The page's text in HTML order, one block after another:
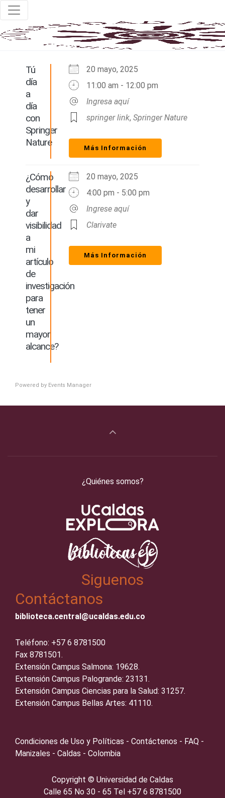
Tú
día
a
día
con
Springer
Nature
20 mayo, 2025
11:00 am - 12:00 pm
Ingresa aquí
springer link, Springer Nature
Más Información
¿Cómo
desarrollar
y
dar
visibilidad
a
mi
artículo
de
investigación
para
tener
un
mayor
alcance?
20 mayo, 2025
4:00 pm - 5:00 pm
Ingrese aquí
Clarivate
Más Información
Powered by Events Manager
¿Quiénes somos?
Siguenos
Contáctanos
biblioteca.central@ucaldas.edu.co
Teléfono: +57 6 8781500
Fax 8781501.
Extensión Campus Salmona: 19628.
Extensión Campus Palogrande: 23131.
Extensión Campus Ciencias para la Salud: 31257.
Extensión Campus Bellas Artes: 41110.
Condiciones de Uso y Políticas - Contáctenos - FAQ -
Manizales - Caldas - Colombia
Copyright ©️ Universidad de Caldas
Calle 65 No 30 - 65 Tel +57 6 8781500